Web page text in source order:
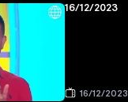
16/12/2023
16/12/2023